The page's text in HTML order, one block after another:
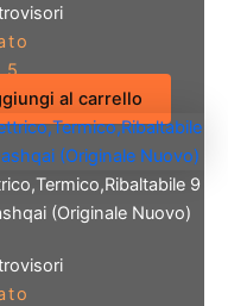
5
al carrello
9
(Originale Nuovo)